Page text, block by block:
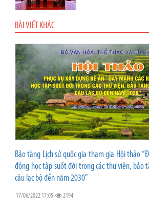
BÀI VIẾT KHÁC
Bảo tàng Lịch sử quốc gia tham gia Hội thảo
động học tập suốt đời trong các thư viện, bảo
câu lạc bộ đến năm 2030”
17/06/2022 17:05 2194